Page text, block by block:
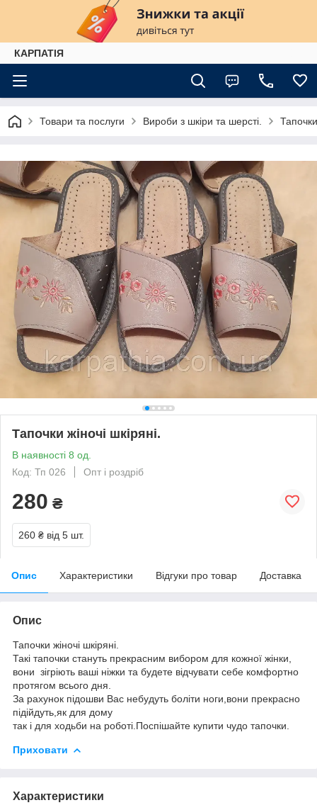
КАРПАТІЯ
Товари та послуги Вироби з шкіри та шерсті.
Тапочки жіночі шкіряні.
В наявності 8 од.
Код: Тп 026
Опт і роздріб
280 ₴
260 ₴ від 5 шт.
Опис Характеристики Відгуки про товар Доставка
Опис
Тапочки жіночі шкіряні.
Такі тапочки стануть прекрасним вибором для кожної жінки,
вони зігріють ваші ніжки та будете відчувати себе комфортно
протягом всього дня.
За рахунок підошви Вас небудуть боліти ноги,вони прекрасно
підійдуть,як для дому
так і для ходьби на роботі.Поспішайте купити чудо тапочки.
Приховати
Характеристики